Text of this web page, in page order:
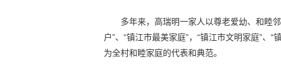
多年来，高瑞明一家人以尊老爱幼、和睦
户”、“镇江市最美家庭”，“镇江市文明家庭”、
为全村和睦家庭的代表和典范。